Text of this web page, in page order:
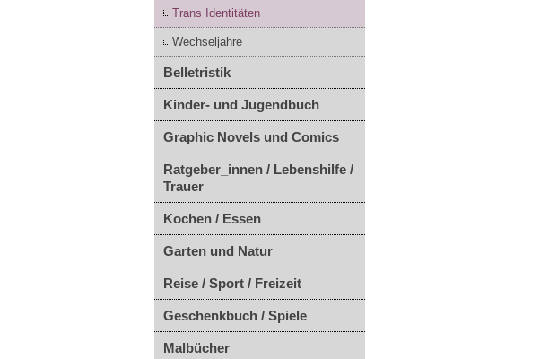
Trans Identitäten
Wechseljahre
Belletristik
Kinder- und Jugendbuch
Graphic Novels und Comics
Ratgeber_innen / Lebenshilfe /
Trauer
Kochen / Essen
Garten und Natur
Reise / Sport / Freizeit
Geschenkbuch / Spiele
Malbücher